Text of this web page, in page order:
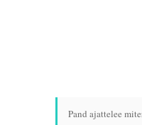
Pand ajattelee